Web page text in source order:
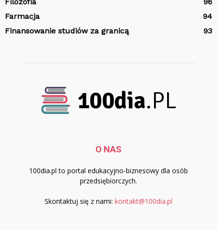
Filozofia
96
Farmacja
94
Finansowanie studiów za granicą
93
O NAS
100dia.pl to portal edukacyjno-biznesowy dla osób
przedsiębiorczych.
Skontaktuj się z nami: kontakt@100dia.pl